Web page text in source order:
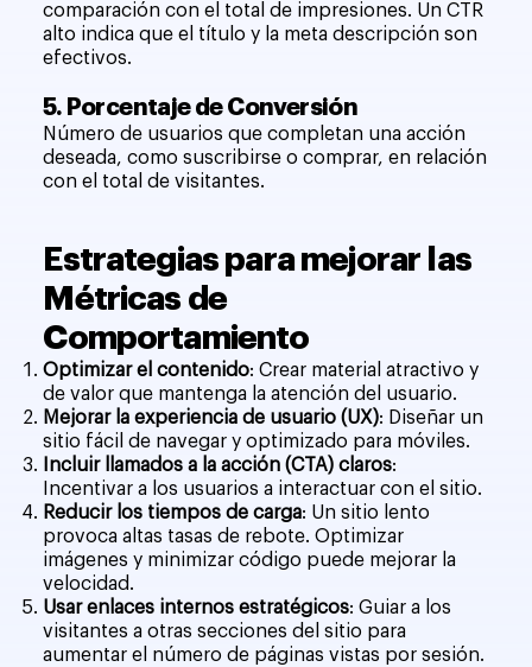
comparación con el total de impresiones. Un CTR
alto indica que el título y la meta descripción son
efectivos.
5. Porcentaje de Conversión
Número de usuarios que completan una acción
deseada, como suscribirse o comprar, en relación
con el total de visitantes.
Estrategias para mejorar las
Métricas de
Comportamiento
Optimizar el contenido: Crear material atractivo y
de valor que mantenga la atención del usuario.
Mejorar la experiencia de usuario (UX): Diseñar un
sitio fácil de navegar y optimizado para móviles.
Incluir llamados a la acción (CTA) claros:
Incentivar a los usuarios a interactuar con el sitio.
Reducir los tiempos de carga: Un sitio lento
provoca altas tasas de rebote. Optimizar
imágenes y minimizar código puede mejorar la
velocidad.
Usar enlaces internos estratégicos: Guiar a los
visitantes a otras secciones del sitio para
aumentar el número de páginas vistas por sesión.